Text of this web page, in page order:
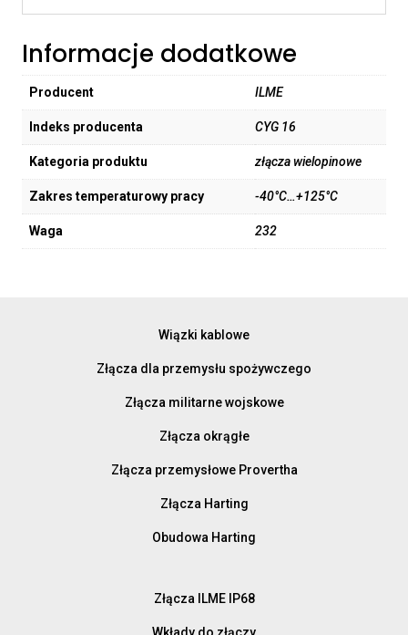
Informacje dodatkowe
Producent ILME
Indeks producenta CYG 16
Kategoria produktu złącza wielopinowe
Zakres temperaturowy pracy -40°C…+125°C
Waga 232
Wiązki kablowe
Złącza dla przemysłu spożywczego
Złącza militarne wojskowe
Złącza okrągłe
Złącza przemysłowe Provertha
Złącza Harting
Obudowa Harting
Złącza ILME IP68
Wkłady do złączy